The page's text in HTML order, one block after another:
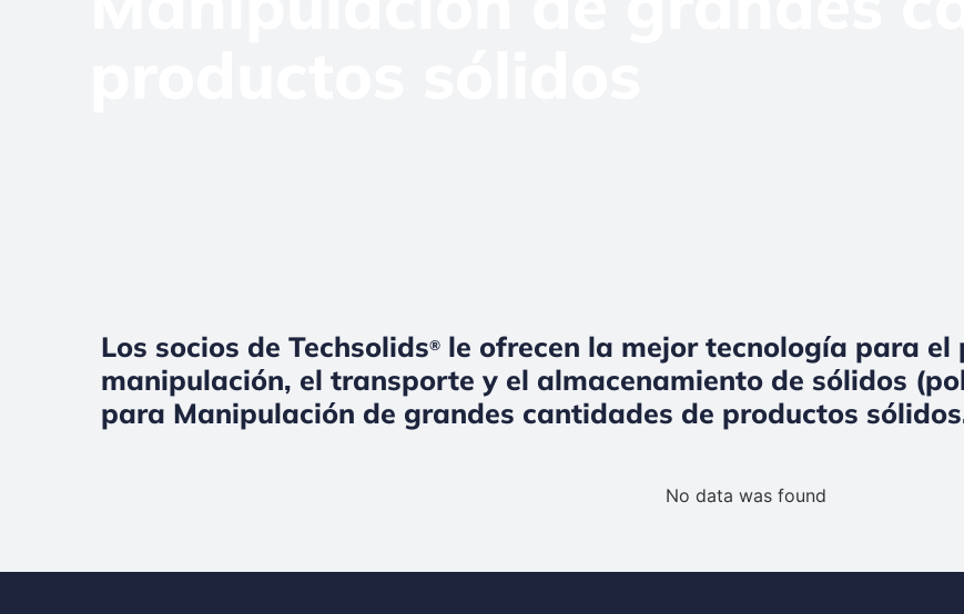
Los socios de Techsolids®le ofrecen la mejor tecnología para el
manipulación, el transporte y el almacenamiento de sólidos
para Manipulación de grandes cantidades de productos
No data was found